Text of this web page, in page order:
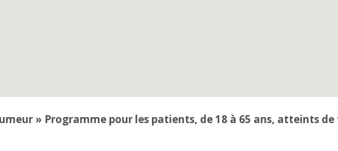
» Programme pour les patients, de 18 à 65 ans, atteints de